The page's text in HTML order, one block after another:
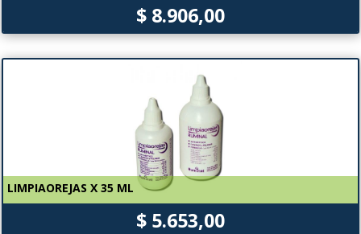
$ 8.906,00
LIMPIAOREJAS X 35 ML
$ 5.653,00